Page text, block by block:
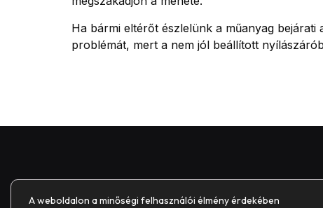
Ha bármi eltérőt észlelünk a műanyag
problémát, mert a nem jól beállított
A weboldalon a minőségi felhasználói élmény érdekében